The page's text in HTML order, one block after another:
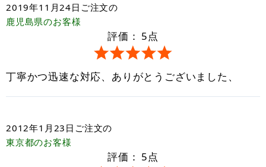
2019年11月24日 ご注文の
鹿児島県のお客様
評価： 5点
丁寧かつ迅速な対応、ありがとうございました、
2012年1月23日 ご注文の
東京都のお客様
評価： 5点